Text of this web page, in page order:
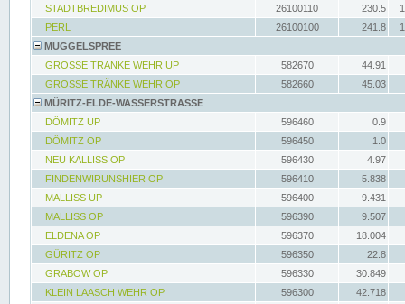
STADTBREDIMUS OP
26100110 230.5
PERL
26100100 241.8
MÜGGELSPREE
GROSSE TRÄNKE WEHR UP
582670
44.91
GROSSE TRÄNKE WEHR OP
582660
45.03
MÜRITZ-ELDE-WASSERSTRASSE
DÖMITZ UP
596460
0.9
DÖMITZ OP
596450
1.0
NEU KALLISS OP
596430
4.97
FINDENWIRUNSHIER OP
596410
5.838
MALLISS UP
596400
9.431
MALLISS OP
596390
9.507
ELDENA OP
596370
18.004
GÜRITZ OP
596350
22.8
GRABOW OP
596330
30.849
KLEIN LAASCH WEHR OP
596300
42.718